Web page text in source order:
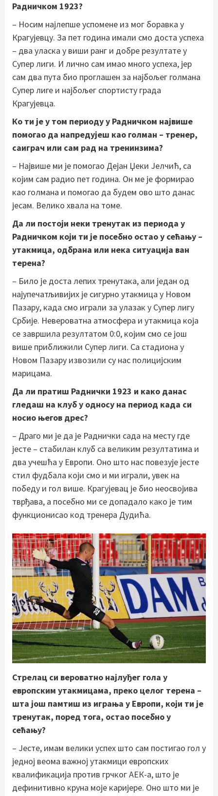
Радничком 1923?
– Носим најлепше успомене из мог боравка у
Крагујевцу. За пет година имали смо доста успеха
– два уласка у виши ранг и добре резултате у
Супер лиги. И лично сам имао много успеха, јер
сам два пута био проглашен за најбољег голмана
Супер лиге и најбољег спортисту града
Крагујевца.
Ко ти је у том периоду у Радничком највише
помогао да напредујеш као голман – тренер,
саиграч или сам рад на тренинзима?
– Највише ми је помогао Дејан Џеки Јелчић, са
којим сам радио пет година. Он ме је формирао
као голмана и помогао да будем ово што данас
јесам. Велико хвала на томе.
Да ли постоји неки тренутак из периода у
Радничком који ти је посебно остао у сећању –
утакмица, одбрана или нека ситуација ван
терена?
– Било је доста лепих тренутака, али један од
најупечатљивијих је сигурно утакмица у Новом
Пазару, када смо играли за улазак у Супер лигу
Србије. Невероватна атмосфера и утакмица која
се завршила резултатом 0:0, којим смо се још
више приближили Супер лиги. Са стадиона у
Новом Пазару извозили су нас полицијским
марицама.
Да ли пратиш Раднички 1923 и како данас
гледаш на клуб у односу на период када си
носио његов дрес?
– Драго ми је да је Раднички сада на месту где
јесте – стабилан клуб са великим резултатима и
два учешћа у Европи. Оно што нас повезује јесте
стил фудбала који смо и ми играли, увек на
победу и гол више. Крагујевац је био неосвојива
тврђава, а посебно ми се допадало како је тим
функционисао код тренера Дудића.
Стрелац си вероватно најлуђег гола у
европским утакмицама, преко целог терена –
шта још памтиш из играња у Европи, који ти је
тренутак, поред тога, остао посебно у
сећању?
– Јесте, имам велики успех што сам постигао гол у
једној веома важној утакмици европских
квалификација против грчког АЕК-а, што је
дефинитивно круна моје каријере. Оно што ми је